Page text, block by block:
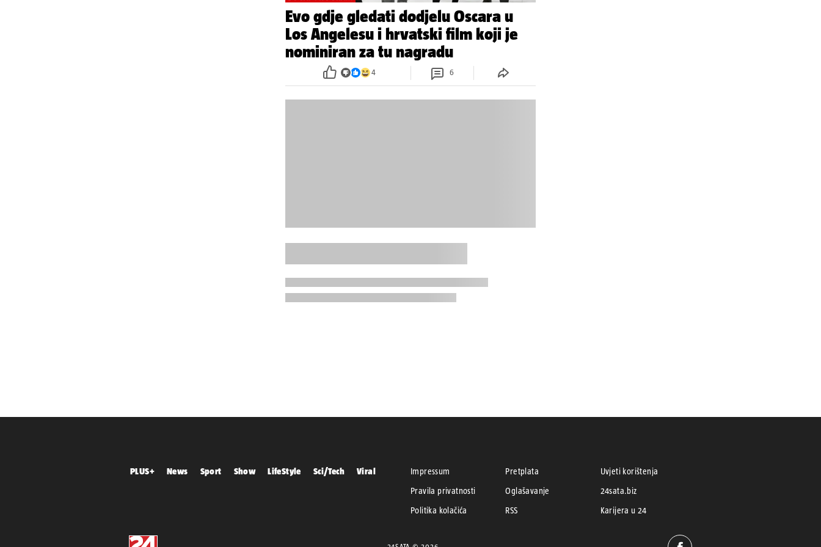
Evo gdje gledati dodjelu Oscara u
Los Angelesu i hrvatski film koji je
nominiran za tu nagradu
4 6
PLUS+ News Sport Show LifeStyle Sci/Tech Viral Impressum Pretplata
Uvjeti korištenja
Pravila privatnosti
Oglašavanje
24sata.biz
Politika kolačića
RSS Karijera u 24